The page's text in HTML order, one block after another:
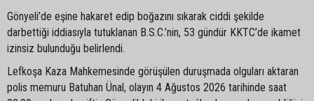
Gönyeli’de eşine hakaret edip boğazını sıkarak ciddi şekilde
darbettiği iddiasıyla tutuklanan B.S.C.’nin, 53 gündür KKTC’de ikamet
izinsiz bulunduğu belirlendi.
Lefkoşa Kaza Mahkemesinde görüşülen duruşmada olguları aktaran
polis memuru Batuhan Ünal, olayın 4 Ağustos 2026 tarihinde saat